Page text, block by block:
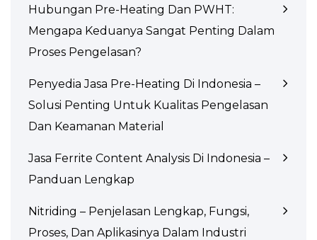
Hubungan Pre-Heating Dan PWHT:
Mengapa Keduanya Sangat Penting Dalam
Proses Pengelasan?
Penyedia Jasa Pre-Heating Di Indonesia –
Solusi Penting Untuk Kualitas Pengelasan
Dan Keamanan Material
Jasa Ferrite Content Analysis Di Indonesia –
Panduan Lengkap
Nitriding – Penjelasan Lengkap, Fungsi,
Proses, Dan Aplikasinya Dalam Industri